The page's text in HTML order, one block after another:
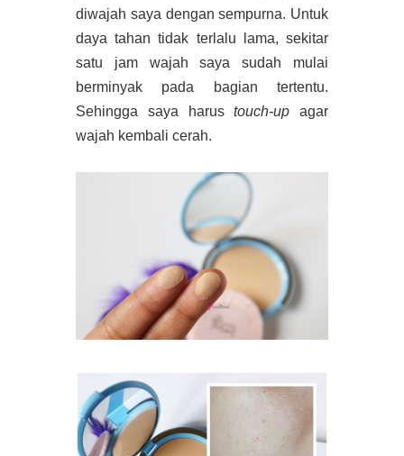
diwajah saya dengan sempurna. Untuk
daya tahan tidak terlalu lama, sekitar
satu jam wajah saya sudah mulai
berminyak pada bagian tertentu.
Sehingga saya harustouch-up agar
wajah kembali cerah.